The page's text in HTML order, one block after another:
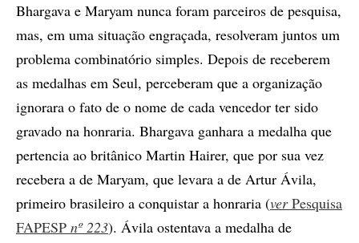
Bhargava e Maryam nunca foram parceiros de pesquisa,
mas, em uma situação engraçada, resolveram juntos um
problema combinatório simples. Depois de receberem
as medalhas em Seul, perceberam que a organização
ignorara o fato de o nome de cada vencedor ter sido
gravado na honraria. Bhargava ganhara a medalha que
pertencia ao britânico Martin Hairer, que por sua vez
recebera a de Maryam, que levara a de Artur Ávila,
primeiro brasileiro a conquistar a honraria (verPesquisa
FAPESP nº 223). Ávila ostentava a medalha de